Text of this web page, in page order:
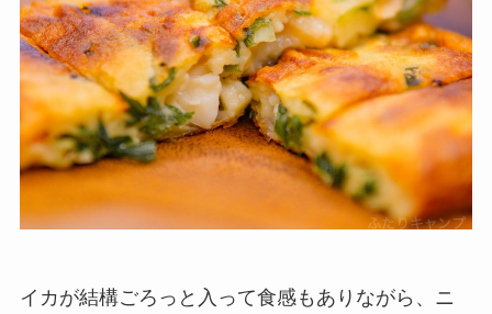
イカが結構ごろっと入って食感もありながら、ニ